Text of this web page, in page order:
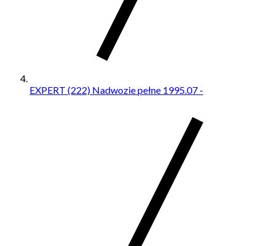
EXPERT (222) Nadwozie pełne 1995.07 -